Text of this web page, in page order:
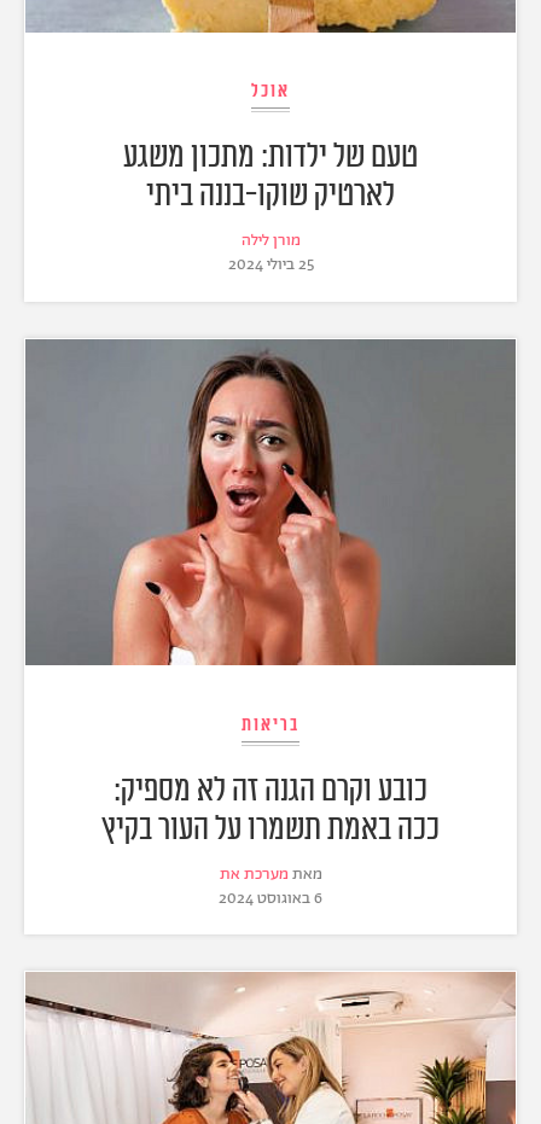
אוכל
טעם של ילדות: מתכון משגע
לארטיק שוקו-בננה ביתי
מורן לילה
25 ביולי 2024
בריאות
כובע וקרם הגנה זה לא מספיק:
ככה באמת תשמרו על העור בקיץ
מאת מערכת את
6 באוגוסט 2024